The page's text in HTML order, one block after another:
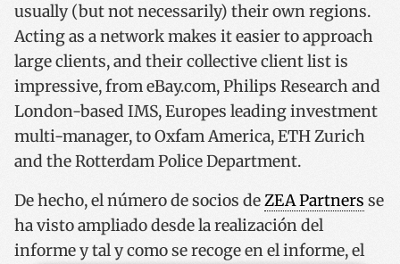
usually (but not necessarily) their own regions.
Acting as a network makes it easier to approach
large clients, and their collective client list is
impressive, from eBay.com, Philips Research and
London-based IMS, Europes leading investment
multi-manager, to Oxfam America, ETH Zurich
and the Rotterdam Police Department.
De hecho, el número de socios deZEA Partners se
ha visto ampliado desde la realización del
informe y tal y como se recoge en el informe, el